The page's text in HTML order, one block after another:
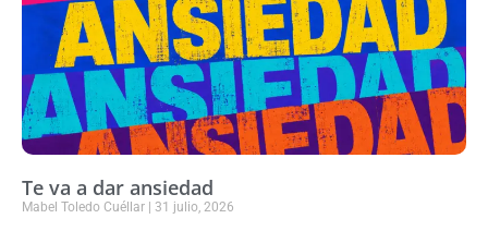
Te va a dar ansiedad
Mabel Toledo Cuéllar 31 julio, 2026